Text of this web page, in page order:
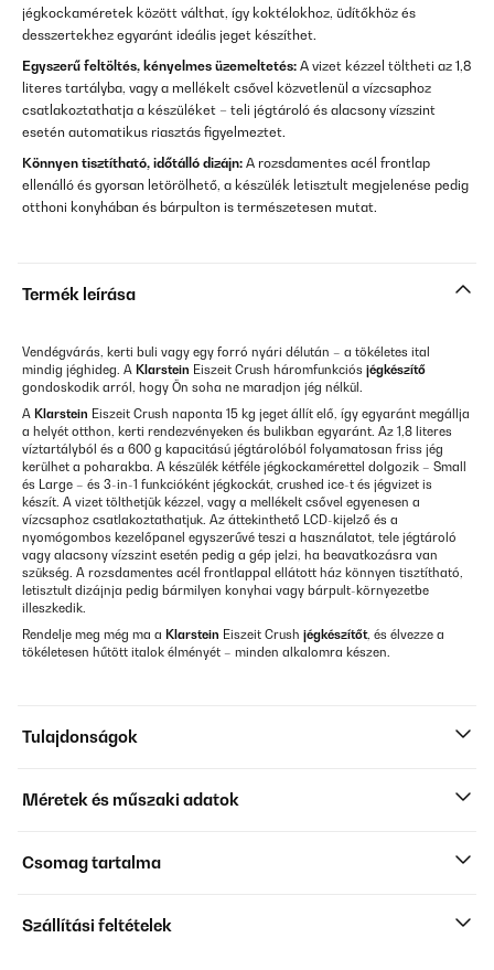
jégkockaméretek között válthat, így koktélokhoz, üdítőkhöz és
desszertekhez egyaránt ideális jeget készíthet.
Egyszerű feltöltés, kényelmes üzemeltetés: A vizet kézzel töltheti az 1,8
literes tartályba, vagy a mellékelt csővel közvetlenül a vízcsaphoz
csatlakoztathatja a készüléket – teli jégtároló és alacsony vízszint
esetén automatikus riasztás figyelmeztet.
Könnyen tisztítható, időtálló dizájn: A rozsdamentes acél frontlap
ellenálló és gyorsan letörölhető, a készülék letisztult megjelenése pedig
otthoni konyhában és bárpulton is természetesen mutat.
Termék leírása
Vendégvárás, kerti buli vagy egy forró nyári délután – a tökéletes ital
mindig jéghideg. A Klarstein Eiszeit Crush háromfunkciós jégkészítő
gondoskodik arról, hogy Ön soha ne maradjon jég nélkül.
A Klarstein Eiszeit Crush naponta 15 kg jeget állít elő, így egyaránt megállja
a helyét otthon, kerti rendezvényeken és bulikban egyaránt. Az 1,8 literes
víztartályból és a 600 g kapacitású jégtárolóból folyamatosan friss jég
kerülhet a poharakba. A készülék kétféle jégkockamérettel dolgozik – Small
és Large – és 3-in-1 funkcióként jégkockát, crushed ice-t és jégvizet is
készít. A vizet tölthetjük kézzel, vagy a mellékelt csővel egyenesen a
vízcsaphoz csatlakoztathatjuk. Az áttekinthető LCD-kijelző és a
nyomógombos kezelőpanel egyszerűvé teszi a használatot, tele jégtároló
vagy alacsony vízszint esetén pedig a gép jelzi, ha beavatkozásra van
szükség. A rozsdamentes acél frontlappal ellátott ház könnyen tisztítható,
letisztult dizájnja pedig bármilyen konyhai vagy bárpult-környezetbe
illeszkedik.
Rendelje meg még ma a Klarstein Eiszeit Crush jégkészítőt, és élvezze a
tökéletesen hűtött italok élményét – minden alkalomra készen.
Tulajdonságok
Méretek és műszaki adatok
Csomag tartalma
Szállítási feltételek